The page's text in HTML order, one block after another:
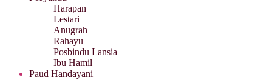
Harapan
Lestari
Anugrah
Rahayu
Posbindu Lansia
Ibu Hamil
Paud Handayani